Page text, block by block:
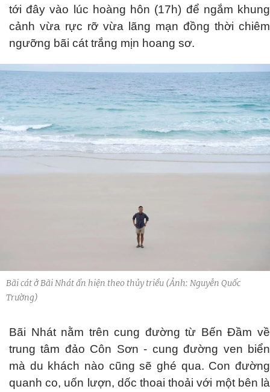
tới đây vào lúc hoàng hôn (17h) để ngắm khung
cảnh vừa rực rỡ vừa lãng mạn đồng thời chiêm
ngưỡng bãi cát trắng mịn hoang sơ.
Bãi cát ở Bãi Nhát ẩn hiện theo thủy triều (Ảnh: Nguyễn Quốc
Trường)
Bãi Nhát nằm trên cung đường từ Bến Đầm về
trung tâm đảo Côn Sơn - cung đường ven biển
mà du khách nào cũng sẽ ghé qua. Con đường
quanh co, uốn lượn, dốc thoai thoải với một bên là